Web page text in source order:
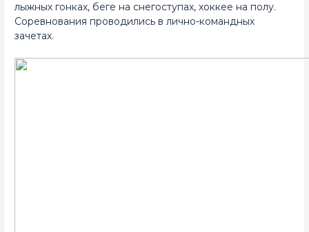
лыжных гонках, беге на снегоступах, хоккее на полу.
Соревнования проводились в лично-командных
зачетах.